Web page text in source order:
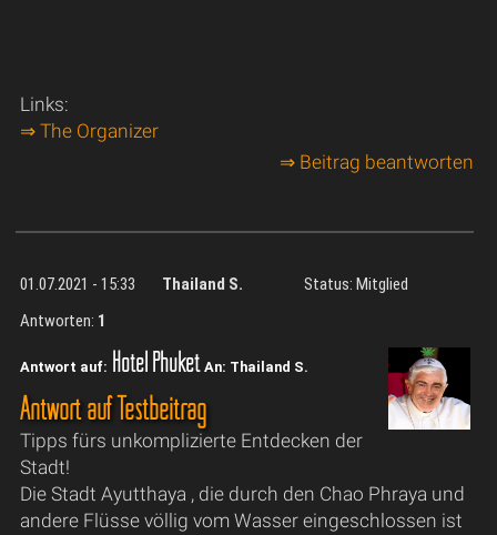
Links:
⇒ The Organizer
⇒ Beitrag beantworten
01.07.2021 - 15:33 Thailand S.
Status: Mitglied
Antworten: 1
Antwort auf: Hotel Phuket An: Thailand S.
Antwort auf Testbeitrag
Tipps fürs unkomplizierte Entdecken der
Stadt!
Die Stadt Ayutthaya , die durch den Chao Phraya und
andere Flüsse völlig vom Wasser eingeschlossen ist